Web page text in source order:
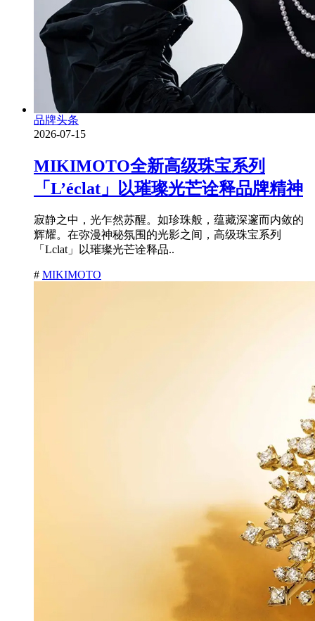
品牌头条
2026-07-15
MIKIMOTO全新高级珠宝系列
「L’éclat」以璀璨光芒诠释品牌精神
寂静之中，光乍然苏醒。如珍珠般，蕴藏深邃而内敛的
辉耀。在弥漫神秘氛围的光影之间，高级珠宝系列
「Lclat」以璀璨光芒诠释品..
# MIKIMOTO